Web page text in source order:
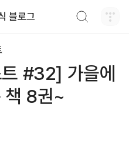
블로그
#32] 가을에
책 8권~